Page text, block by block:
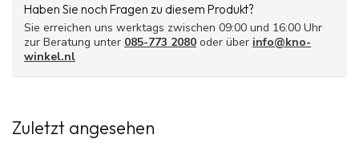
Mit diesem Set können Sie Beschwerden im Nasen- und
Atemwegsbereich auf sanfte, aber effektive Weise behandeln:
Feuchtigkeitszufuhr mit einem angenehmen Nebel
gereizter Luft.
Geeignet für den Einsatz zu Hause, im Büro oder
Haben Sie noch Fragen zu diesem Produkt?
Sie erreichen uns werktags zwischen 09:00 und 16:00 Uhr
zur Beratung unter 085-773 2080 oder über info@kno-
winkel.nl
Zuletzt angesehen